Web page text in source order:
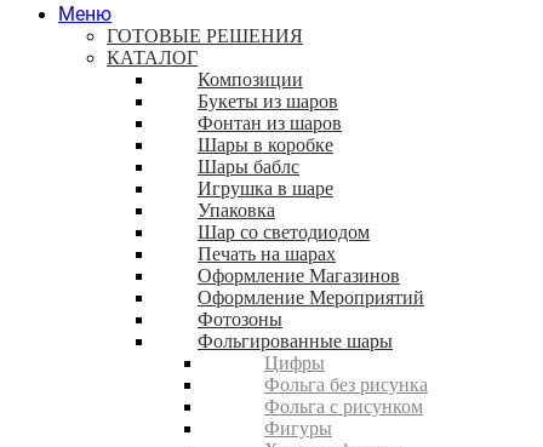
Меню
ГОТОВЫЕ РЕШЕНИЯ
КАТАЛОГ
Композиции
Букеты из шаров
Фонтан из шаров
Шары в коробке
Шары баблс
Игрушка в шаре
Упаковка
Шар со светодиодом
Печать на шарах
Оформление Магазинов
Оформление Мероприятий
Фотозоны
Фольгированные шары
Цифры
Фольга без рисунка
Фольга с рисунком
Фигуры